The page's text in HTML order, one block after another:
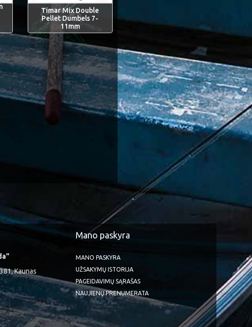
Timar Mix Double
Pellet Dumbels 7-
11mm
Kaunas
Mano paskyra
MANO PASKYRA
UŽSAKYMŲ ISTORIJA
PAGEIDAVIMŲ SĄRAŠAS
NAUJIENŲ PRENUMERATA